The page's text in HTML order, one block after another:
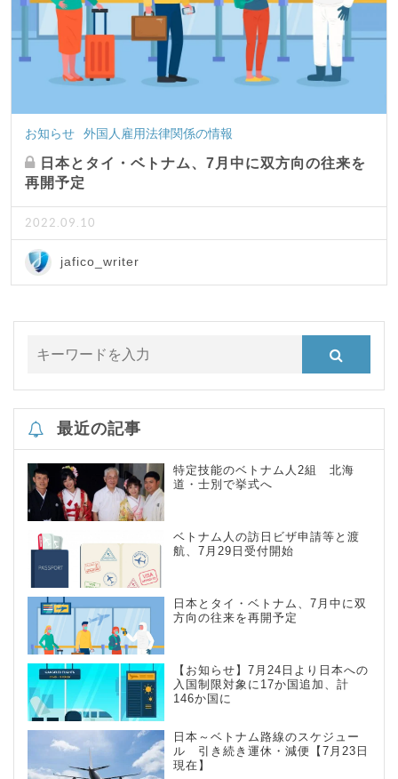
お知らせ 外国人雇用法律関係の情報
日本とタイ・ベトナム、7月中に双方向の往来を
再開予定
2022.09.10
jafico_writer
最近の記事
特定技能のベトナム人2組 北海
道・士別で挙式へ
ベトナム人の訪日ビザ申請等と渡
航、7月29日受付開始
日本とタイ・ベトナム、7月中に双
方向の往来を再開予定
【お知らせ】7月24日より日本への
入国制限対象に17か国追加、計
146か国に
日本～ベトナム路線のスケジュー
ル 引き続き運休・減便【7月23日
現在】